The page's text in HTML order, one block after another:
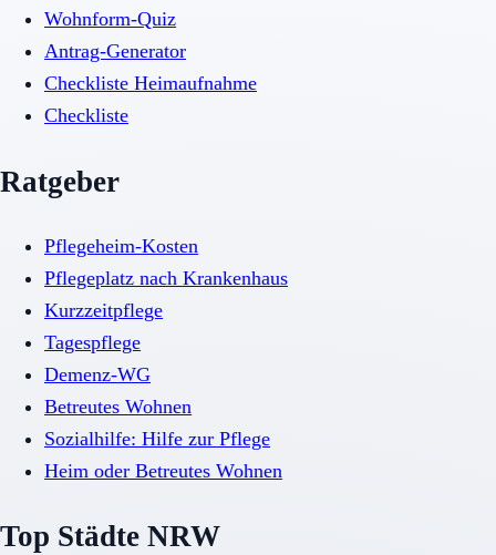
Wohnform-Quiz
Antrag-Generator
Checkliste Heimaufnahme
Checkliste
Ratgeber
Pflegeheim-Kosten
Pflegeplatz nach Krankenhaus
Kurzzeitpflege
Tagespflege
Demenz-WG
Betreutes Wohnen
Sozialhilfe: Hilfe zur Pflege
Heim oder Betreutes Wohnen
Top Städte NRW